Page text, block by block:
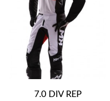
7.0 DIV REP